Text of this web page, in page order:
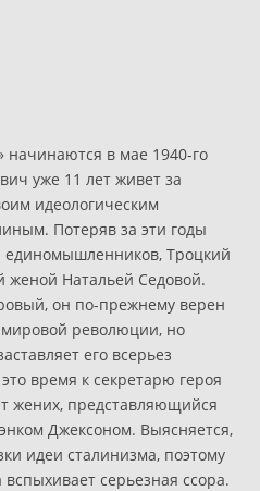
начинаются в мае 1940-го
уже 11 лет живет за
идеологическим
Потеряв за эти годы
единомышленников, Троцкий
женой Натальей Седовой.
он по-прежнему верен
революции, но
его всерьез
время к секретарю героя
жених, представляющийся
Джексоном. Выясняется,
идеи сталинизма, поэтому
серьезная ссора.